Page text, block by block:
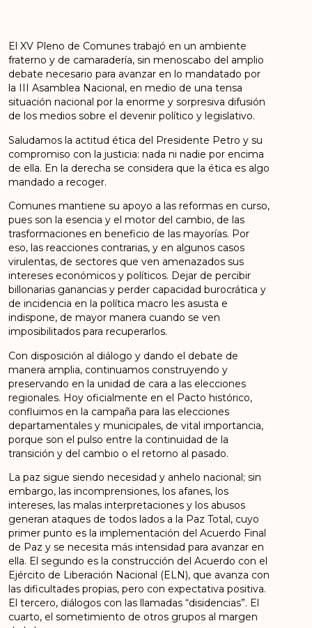
El XV Pleno de Comunes trabajó en un ambiente
fraterno y de camaradería, sinmenoscabo del amplio
debate necesario para avanzar en lo mandatado por
la
Asamblea Nacional, en medio de una tensa
situación nacional por la enorme y sorpresiva difusión
de los medios sobre el devenir político y legislativo.
Saludamos la actitud ética del Presidente Petro y su
compromiso con la justicia: nada ninadie por encima
de ella. En la derecha se considera que la ética es algo
mandado arecoger.
Comunes mantiene su apoyo a las reformas en curso,
pues son la esencia y el motor del cambio, de las
trasformaciones en beneficio de las mayorías. Por
eso, las reacciones contrarias, y en algunos casos
virulentas, de sectores que ven amenazados sus
intereses económicos y políticos. Dejar de percibir
billonarias ganancias y perder capacidadburocrática y
de incidencia en la política macro les asusta e
indispone, de mayor manera cuando se ven
imposibilitados para recuperarlos.
Con disposición al diálogo y dando el debate de
manera amplia, continuamos construyendo y
preservando en la unidad de cara a las elecciones
regionales. Hoy oficialmente en el Pacto histórico,
confluimos en la campaña para las elecciones
departamentales y municipales, de vital importancia,
porque son el pulso entre la continuidad de la
transición y del cambio o el retorno al pasado.
La paz sigue siendo necesidad y anhelo nacional; sin
embargo, las incomprensiones, los afanes, los
intereses, las malas interpretaciones y los abusos
generan ataques de todoslados a la Paz Total, cuyo
primer punto es la implementación del Acuerdo Final
de Paz y senecesita más intensidad para avanzar en
ella. El segundo es la construcción del Acuerdo con el
Ejército de Liberación Nacional (ELN), que avanza con
las dificultades propias, pero con expectativa positiva.
El tercero, diálogos con las llamadas “disidencias”. El
cuarto, elsometimiento de otros grupos al margen